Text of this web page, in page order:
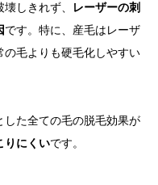
しきれず、
レーザーの刺
です。特に、産毛はレーザ
の毛よりも硬毛化しやすい
した全ての毛の脱毛効果が
りにくいです。